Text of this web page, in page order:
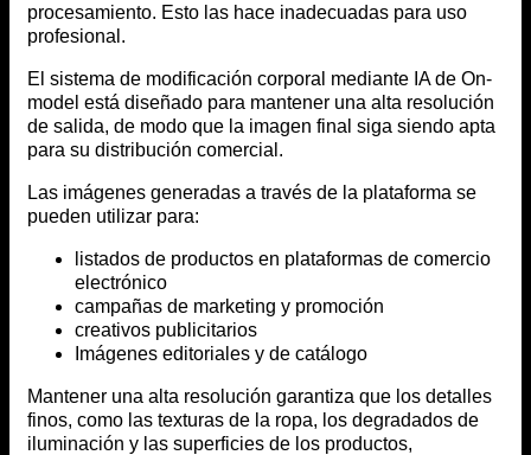
procesamiento. Esto las hace inadecuadas para uso
profesional.
El sistema de modificación corporal mediante IA de On-
model está diseñado para mantener una alta resolución
de salida, de modo que la imagen final siga siendo apta
para su distribución comercial.
Las imágenes generadas a través de la plataforma se
pueden utilizar para:
listados de productos en plataformas de comercio
electrónico
campañas de marketing y promoción
creativos publicitarios
Imágenes editoriales y de catálogo
Mantener una alta resolución garantiza que los detalles
finos, como las texturas de la ropa, los degradados de
iluminación y las superficies de los productos,